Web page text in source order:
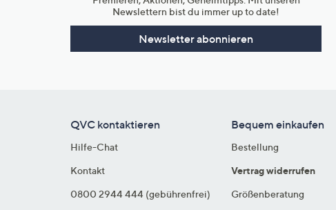
Newslettern bist du immer up to date!
Newsletter abonnieren
QVC kontaktieren
Hilfe-Chat
Kontakt
0800 2944 444 (gebührenfrei)
Bequem einkaufen
Bestellung
Vertrag widerrufen
Größenberatung